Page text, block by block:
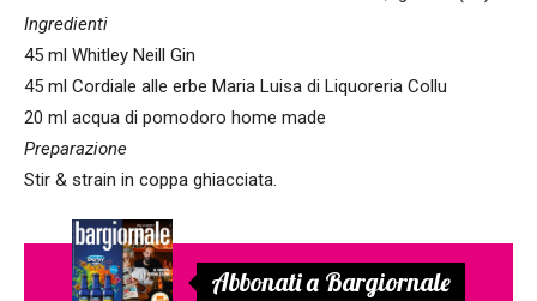
Ingredienti
45 ml Whitley Neill Gin
45 ml Cordiale alle erbe Maria Luisa di Liquoreria Collu
20 ml acqua di pomodoro home made
Preparazione
Stir & strain in coppa ghiacciata.
Abbonati a Bargiornale